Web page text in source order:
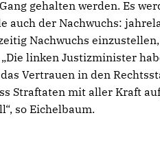
gehalten werden. Es
auch der Nachwuchs:
Nachwuchs
linken Justizminister
Vertrauen in den
Straftaten mit aller Kraft
so Eichelbaum.